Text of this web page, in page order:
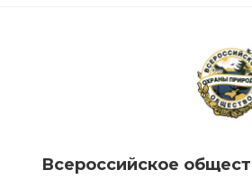
Всероссийское